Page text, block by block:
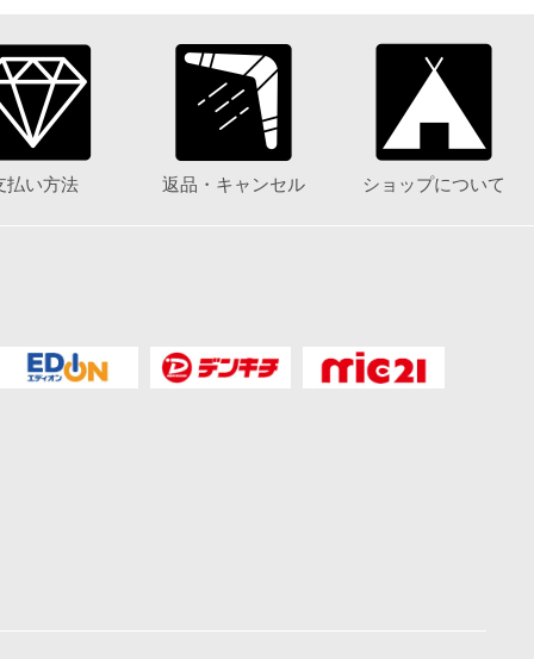
払い方法 返品・キャンセル ショップについて